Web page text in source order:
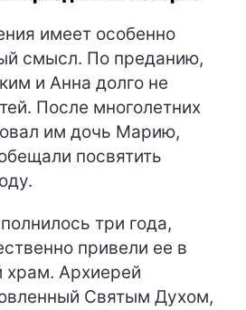
имеет особенно
смысл. По преданию,
и Анна долго не
После многолетних
им дочь Марию,
посвятить
три года,
привели ее в
храм. Архиерей
Святым Духом,